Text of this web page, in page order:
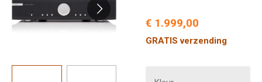
€ 1.999,00
GRATIS verzending